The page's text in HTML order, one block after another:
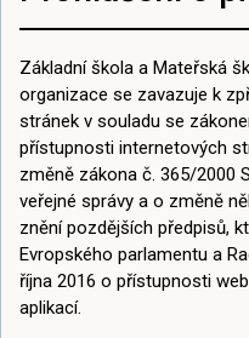
Základní škola a Mateřská
organizace se zavazuje k
stránek v souladu se
přístupnosti internetových
změně zákona č. 365/2000
veřejné správy a o změně
znění pozdějších předpisů,
Evropského parlamentu a
října 2016 o přístupnosti
aplikací.